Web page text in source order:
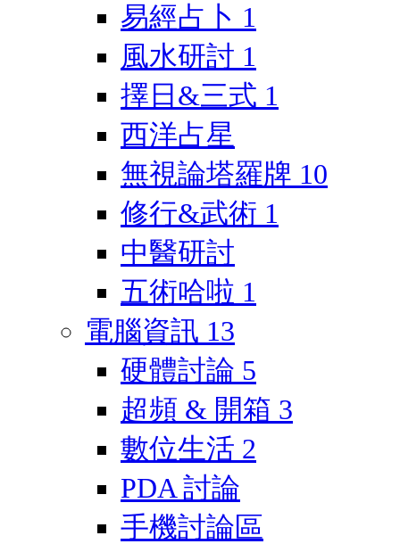
易經占卜 1
風水研討 1
擇日&三式 1
西洋占星
無視論塔羅牌 10
修行&武術 1
中醫研討
五術哈啦 1
電腦資訊 13
硬體討論 5
超頻 & 開箱 3
數位生活 2
PDA 討論
手機討論區